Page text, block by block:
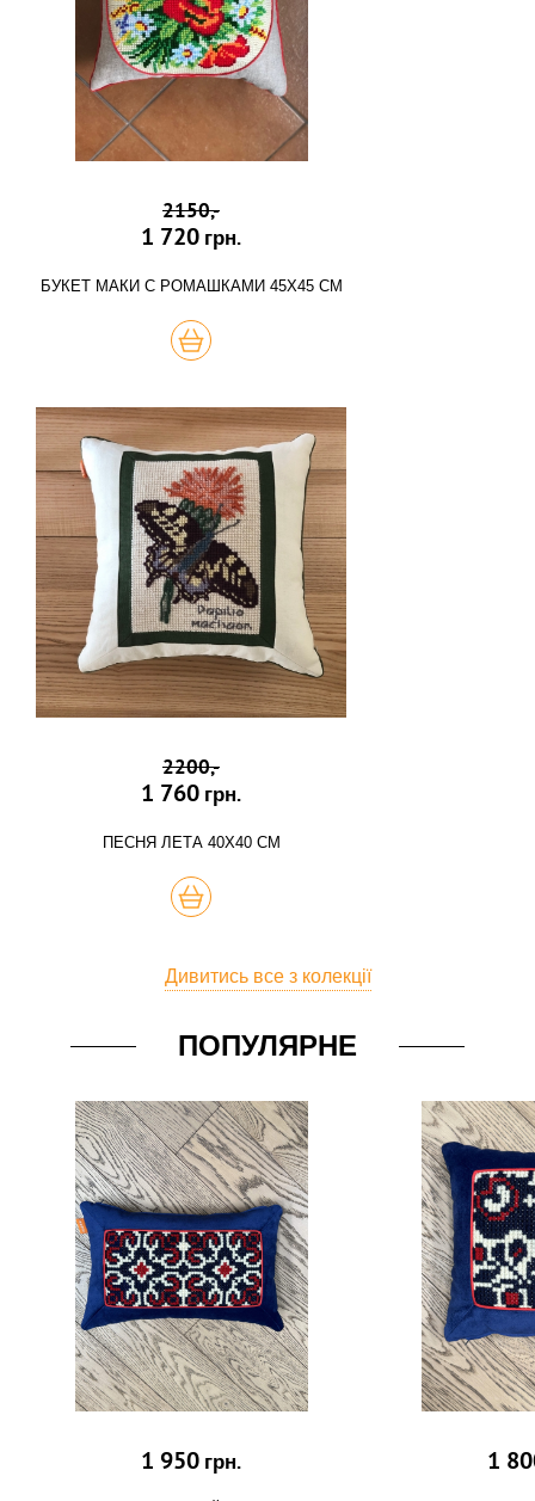
2150,-
1 720 грн.
БУКЕТ МАКИ С РОМАШКАМИ 45Х45 СМ
КУПИТЬ
2200,-
1 760 грн.
ПЕСНЯ ЛЕТА 40Х40 СМ
КУПИТЬ
Дивитись все з колекції
ПОПУЛЯРНЕ
1 950 грн. 1